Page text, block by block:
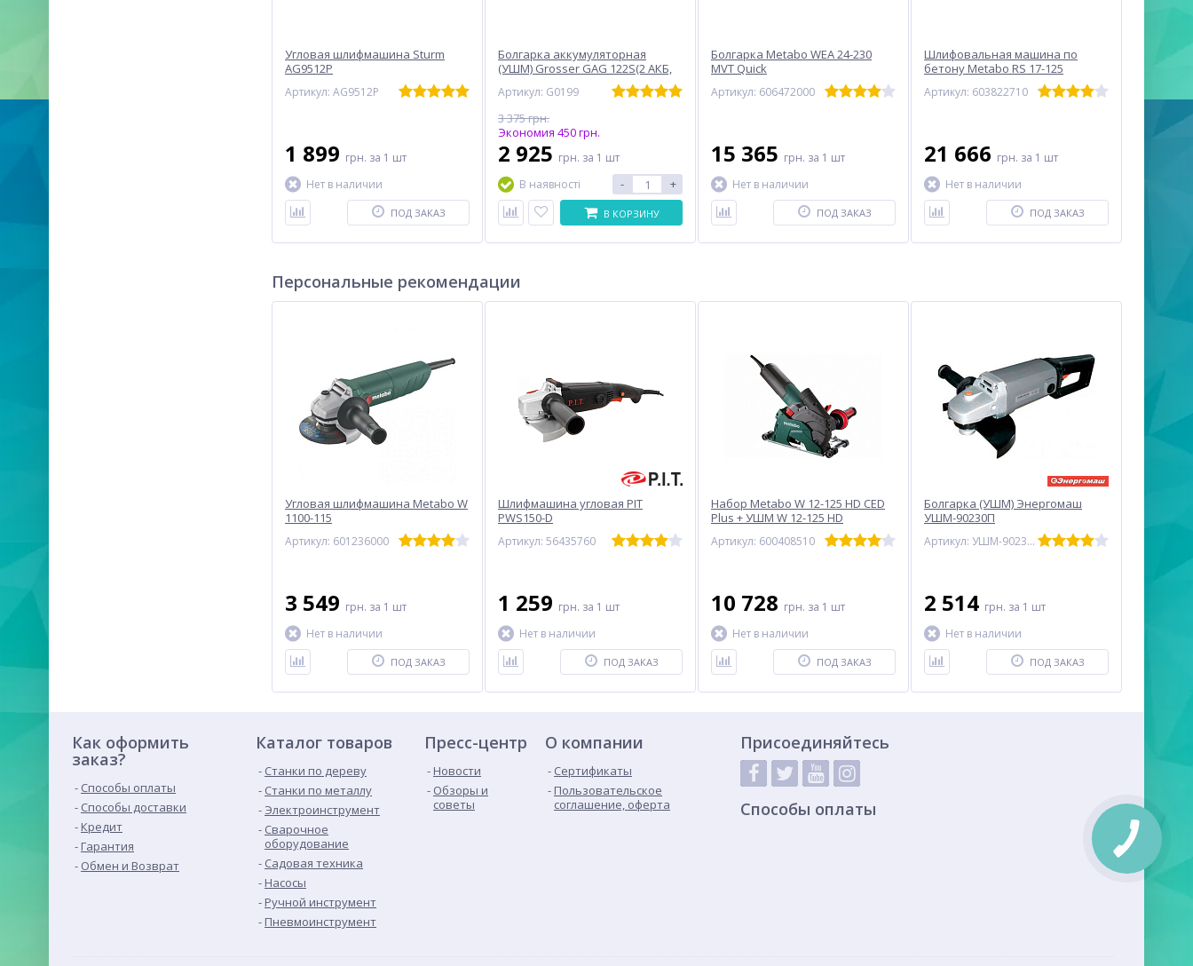
Угловая шлифмашина Sturm
AG9512P
Артикул: AG9512P
1 899 грн. за 1 шт
Нет в наличии
ПОД ЗАКАЗ
Болгарка аккумуляторная
(УШМ) Grosser GAG 122S(2 АКБ,
Артикул: G0199
3 375 грн.
Экономия 450 грн.
2 925 грн. за 1 шт
В наявності
- +
В КОРЗИНУ
Болгарка Metabo WEA 24-230
MVT Quick
Артикул: 606472000
15 365 грн. за 1 шт
Нет в наличии
ПОД ЗАКАЗ
Шлифовальная машина по
бетону Metabo RS 17-125
Артикул: 603822710
21 666 грн. за 1 шт
Нет в наличии
ПОД ЗАКАЗ
Персональные рекомендации
Угловая шлифмашина Metabo W
1100-115
Артикул: 601236000
3 549 грн. за 1 шт
Нет в наличии
ПОД ЗАКАЗ
Шлифмашина угловая PIT
PWS150-D
Артикул: 56435760
1 259 грн. за 1 шт
Нет в наличии
ПОД ЗАКАЗ
Набор Metabo W 12-125 HD CED
Plus + УШМ W 12-125 HD
Артикул: 600408510
10 728 грн. за 1 шт
Нет в наличии
ПОД ЗАКАЗ
Болгарка (УШМ) Энергомаш
УШМ-90230П
Артикул: УШМ-90230П
2 514 грн. за 1 шт
Нет в наличии
ПОД ЗАКАЗ
Как оформить
заказ?
Способы оплаты
Способы доставки
Кредит
Гарантия
Обмен и Возврат
Каталог товаров
Станки по дереву
Станки по металлу
Электроинструмент
Сварочное
оборудование
Садовая техника
Насосы
Ручной инструмент
Пневмоинструмент
Пресс-центр
Новости
Обзоры и
советы
О компании
Сертификаты
Пользовательское
соглашение, оферта
Присоединяйтесь
Способы оплаты